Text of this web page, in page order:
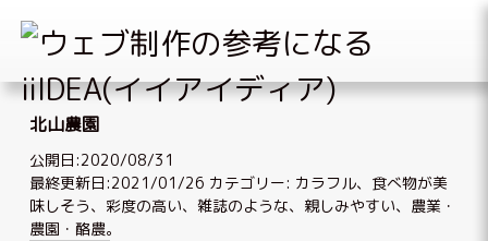
Skip
content
北山農園
公開日:2020/08/31
最終更新日:2021/01/26 カテゴリー: カラフル、 食べ物が美
味しそう、 彩度の高い、雑誌のような、 親しみやすい、 農業・
農園・酪農。